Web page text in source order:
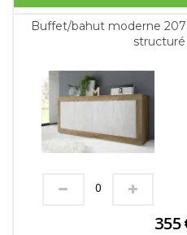
Buffet/bahut moderne
355